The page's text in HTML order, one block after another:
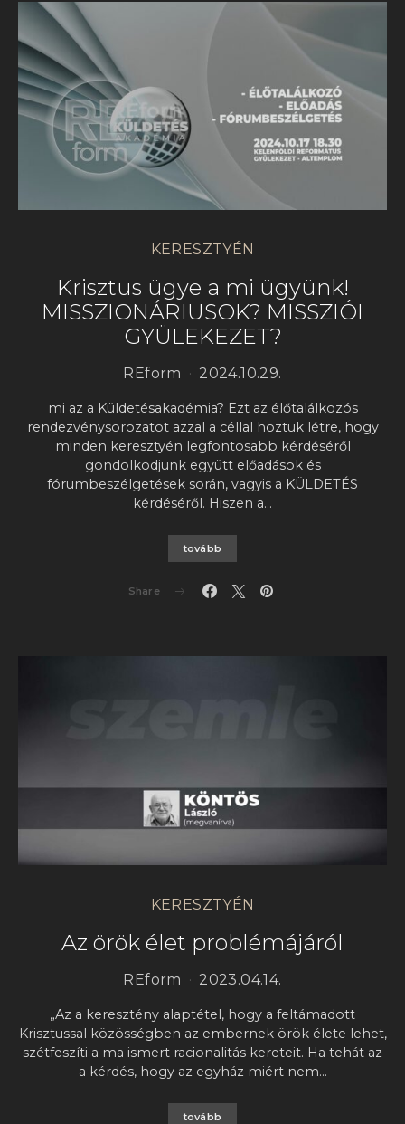
KERESZTYÉN
Krisztus ügye a mi ügyünk!
MISSZIONÁRIUSOK? MISSZIÓI
GYÜLEKEZET?
REform 2024.10.29.
mi az a Küldetésakadémia? Ezt az élőtalálkozós
rendezvénysorozatot azzal a céllal hoztuk létre, hogy
minden keresztyén legfontosabb kérdéséről
gondolkodjunk együtt előadások és
fórumbeszélgetések során, vagyis a KÜLDETÉS
kérdéséről. Hiszen a…
tovább
Share
KERESZTYÉN
Az örök élet problémájáról
REform 2023.04.14.
„Az a keresztény alaptétel, hogy a feltámadott
Krisztussal közösségben az embernek örök élete lehet,
szétfeszíti a ma ismert racionalitás kereteit. Ha tehát az
a kérdés, hogy az egyház miért nem…
tovább